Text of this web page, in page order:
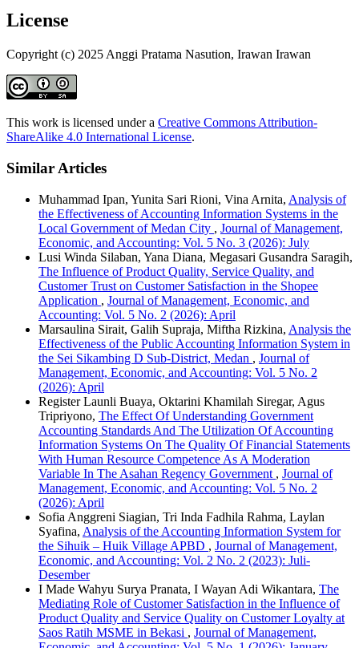
License
Copyright (c) 2025 Anggi Pratama Nasution, Irawan Irawan
This work is licensed under a Creative Commons Attribution-
ShareAlike 4.0 International License.
Similar Articles
Muhammad Ipan, Yunita Sari Rioni, Vina Arnita, Analysis of
the Effectiveness of Accounting Information Systems in the
Local Government of Medan City , Journal of Management,
Economic, and Accounting: Vol. 5 No. 3 (2026): July
Lusi Winda Silaban, Yana Diana, Megasari Gusandra Saragih,
The Influence of Product Quality, Service Quality, and
Customer Trust on Customer Satisfaction in the Shopee
Application , Journal of Management, Economic, and
Accounting: Vol. 5 No. 2 (2026): April
Marsaulina Sirait, Galih Supraja, Miftha Rizkina, Analysis the
Effectiveness of the Public Accounting Information System in
the Sei Sikambing D Sub-District, Medan , Journal of
Management, Economic, and Accounting: Vol. 5 No. 2
(2026): April
Register Launli Buaya, Oktarini Khamilah Siregar, Agus
Tripriyono, The Effect Of Understanding Government
Accounting Standards And The Utilization Of Accounting
Information Systems On The Quality Of Financial Statements
With Human Resource Competence As A Moderation
Variable In The Asahan Regency Government , Journal of
Management, Economic, and Accounting: Vol. 5 No. 2
(2026): April
Sofia Anggreni Siagian, Tri Inda Fadhila Rahma, Laylan
Syafina, Analysis of the Accounting Information System for
the Sihuik – Huik Village APBD , Journal of Management,
Economic, and Accounting: Vol. 2 No. 2 (2023): Juli-
Desember
I Made Wahyu Surya Pranata, I Wayan Adi Wikantara, The
Mediating Role of Customer Satisfaction in the Influence of
Product Quality and Service Quality on Customer Loyalty at
Saos Ratih MSME in Bekasi , Journal of Management,